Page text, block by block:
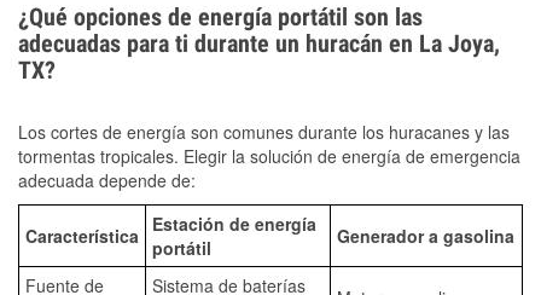
¿Qué opciones de energía portátil son las
adecuadas para ti durante un huracán en La Joya,
TX?
Los cortes de energía son comunes durante los huracanes y las
tormentas tropicales. Elegir la solución de energía de emergencia
adecuada depende de:
Característica
Estación de energía
portátil
Generador a gasolina
Fuente de Sistema de baterías